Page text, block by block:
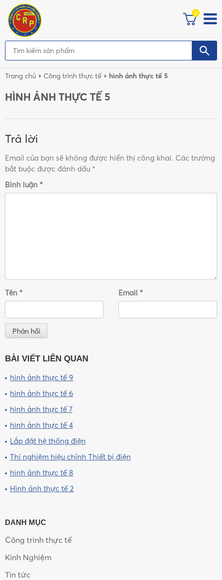
0
Trang chủ Công trình thực tế hình ảnh thực tế 5
HÌNH ẢNH THỰC TẾ 5
Trả lời
Email của bạn sẽ không được hiển thị công khai. Các trường
bắt buộc được đánh dấu *
Bình luận *
Tên * Email *
BÀI VIẾT LIÊN QUAN
hình ảnh thực tế 9
hình ảnh thực tế 6
hình ảnh thực tế 7
hình ảnh thực tế 4
Lắp đặt hệ thống điện
Thí nghiệm hiệu chỉnh Thiết bị điện
hình ảnh thực tế 8
Hình ảnh thực tế 2
DANH MỤC
Công trình thực tế
Kinh Nghiệm
Tin tức